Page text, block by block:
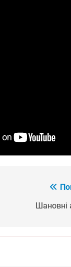
Шановні